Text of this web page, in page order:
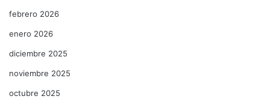
febrero 2026
enero 2026
diciembre 2025
noviembre 2025
octubre 2025